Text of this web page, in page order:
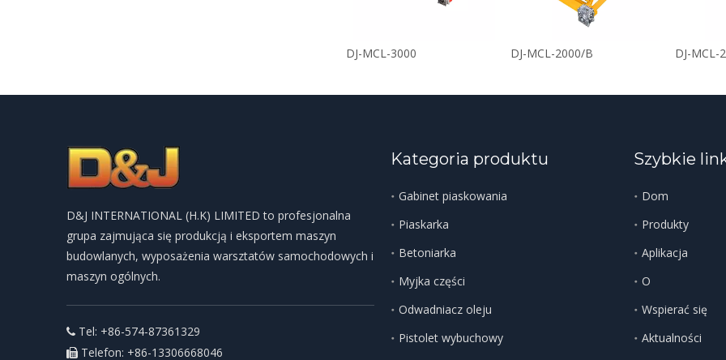
DJ-MCL-3000 DJ-MCL-2000/B DJ-MCL-
D&J INTERNATIONAL (H.K) LIMITED to profesjonalna
grupa zajmująca się produkcją i eksportem maszyn
budowlanych, wyposażenia warsztatów samochodowych i
maszyn ogólnych.
 Tel: +86-574-87361329
 Telefon: +86-13306668046
Kategoria produktu
Gabinet piaskowania
Piaskarka
Betoniarka
Myjka części
Odwadniacz oleju
Pistolet wybuchowy
Szybkie
Dom
Produkty
Aplikacja
O
Wspierać się
Aktualności